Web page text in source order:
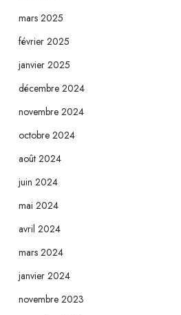
mars 2025
février 2025
janvier 2025
décembre 2024
novembre 2024
octobre 2024
août 2024
juin 2024
mai 2024
avril 2024
mars 2024
janvier 2024
novembre 2023